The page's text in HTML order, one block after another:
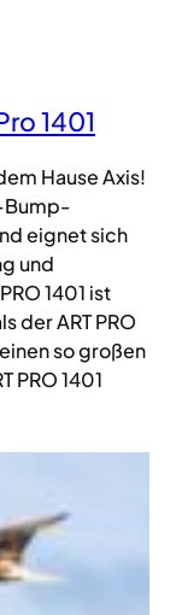
1401
Hause Axis!
Bump-
eignet sich
und
1401 ist
der ART PRO
so großen
PRO 1401